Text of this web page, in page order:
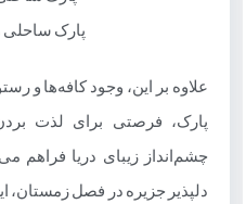
پارک ساحلی
علاوه بر این، وجود کافه‌ها و
پارک، فرصتی برای لذت
چشم‌انداز زیبای دریا فراهم
دلپذیر جزیره در فصل زمستان،